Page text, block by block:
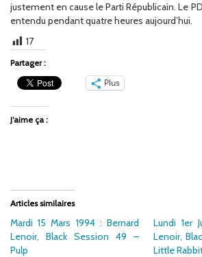
justement en cause le Parti Républicain. Le
entendu pendant quatre heures aujourd’hui.
17
Partager :
Plus
J’aime ça :
Articles similaires
Mardi 15 Mars 1994 : Bernard
Lenoir, Black Session 49 –
Pulp
Lundi 1er
Lenoir,
Little